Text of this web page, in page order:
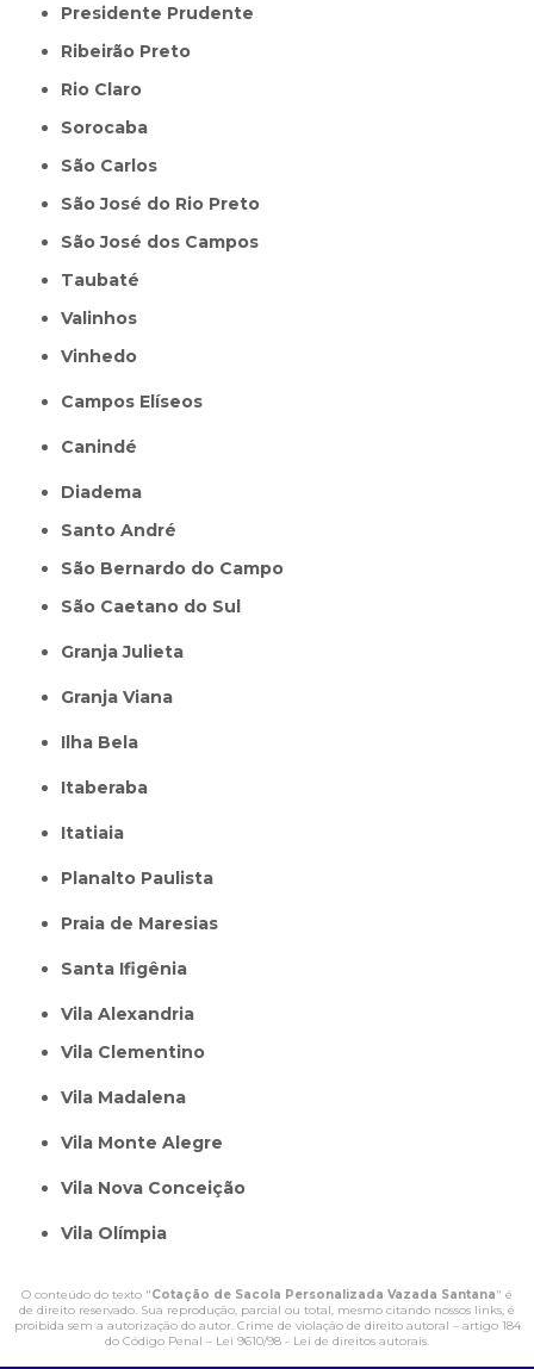
Presidente Prudente
Ribeirão Preto
Rio Claro
Sorocaba
São Carlos
São José do Rio Preto
São José dos Campos
Taubaté
Valinhos
Vinhedo
Campos Elíseos
Canindé
Diadema
Santo André
São Bernardo do Campo
São Caetano do Sul
Granja Julieta
Granja Viana
Ilha Bela
Itaberaba
itatiaia
Planalto Paulista
Praia de Maresias
Santa Ifigênia
Vila Alexandria
Vila Clementino
Vila Madalena
Vila Monte Alegre
Vila Nova Conceição
Vila Olímpia
O conteúdo do texto "Cotação de Sacola Personalizada Vazada Santana" é
de direito reservado. Sua reprodução, parcial ou total, mesmo citando nossos links, é
proibida sem a autorização do autor. Crime de violação de direito autoral – artigo 184
do Código Penal – Lei 9610/98 - Lei de direitos autorais.